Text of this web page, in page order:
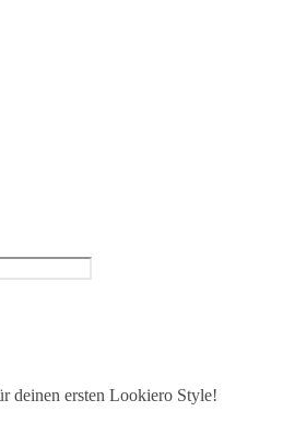
deinen ersten Lookiero Style!